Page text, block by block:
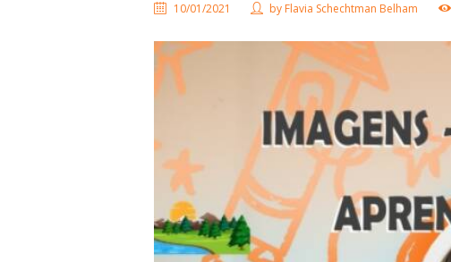
10/01/2021 by Flavia Schechtman Belham